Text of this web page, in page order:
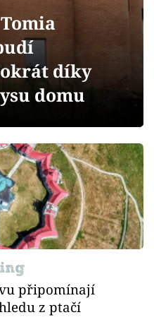
díky
domu
připomínají
z ptačí